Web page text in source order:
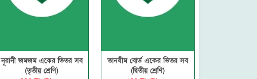
নূরানী জমজম একের ভিতর সব
(তৃতীয় শ্রেণি)
তানযীম বোর্ড একের ভিতর সব
(দ্বিতীয় শ্রেণি)